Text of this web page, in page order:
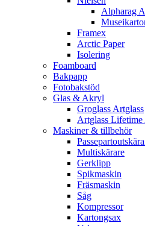
Alpharag
Framex
Arctic Paper
Isolering
Foamboard
Bakpapp
Fotobakstöd
Glas & Akryl
Groglass Artglass
Artglass
Maskiner & tillbehör
Multiskärare
Gerklipp
Spikmaskin
Fräsmaskin
Såg
Kompressor
Kartongsax